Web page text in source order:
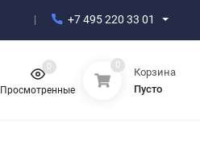
+7 495 220 33 01
Просмотренные
0 0
Корзина
Пусто